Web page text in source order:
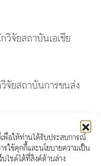
พื่อให้ท่านได้รับประสบการณ์
ใช้คุกกี้และนโยบายความเป็น
ไซต์ได้ที่ลิงค์ด้านล่าง
จัยสถาบันเอเชีย
ยสถาบันการขนส่ง
ธินันท์ ไทยทัตกุล นัก